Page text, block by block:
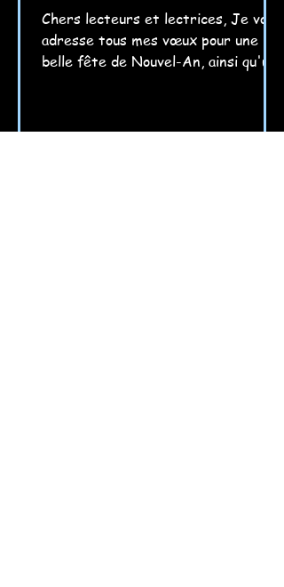
Chers lecteurs et lectrices, Je vous
adresse tous mes vœux pour une
belle fête de Nouvel-An, ainsi qu'une